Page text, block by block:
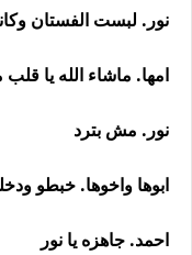
نور. لبست الفستان
امها. ماشاء الله يا
نور. مش بترد
ابوها واخوها. خبطو
احمد. جاهزه يا نور